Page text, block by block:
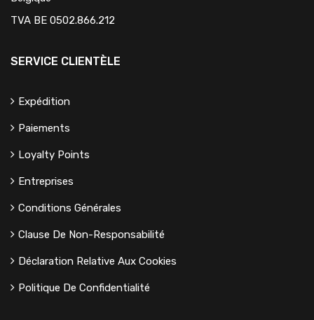
TVA BE 0502.866.212
SERVICE CLIENTÈLE
Expédition
Paiements
Loyalty Points
Entreprises
Conditions Générales
Clause De Non-Responsabilité
Déclaration Relative Aux Cookies
Politique De Confidentialité